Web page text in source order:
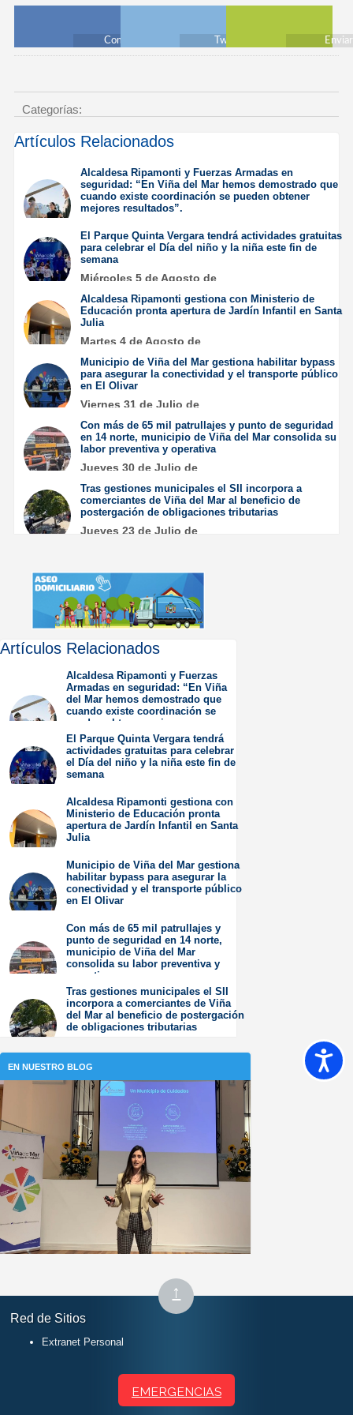
Compartir Twittear Enviar
Categorías:
Artículos Relacionados
Alcaldesa Ripamonti y Fuerzas Armadas en
seguridad: “En Viña del Mar hemos demostrado que
cuando existe coordinación se pueden obtener
mejores resultados”.
2026
El Parque Quinta Vergara tendrá actividades gratuitas
para celebrar el Día del niño y la niña este fin de
semana
Miércoles 5 de Agosto de
Alcaldesa Ripamonti gestiona con Ministerio de
Educación pronta apertura de Jardín Infantil en Santa
Julia
Martes 4 de Agosto de
Municipio de Viña del Mar gestiona habilitar bypass
para asegurar la conectividad y el transporte público
en El Olivar
Viernes 31 de Julio de
Con más de 65 mil patrullajes y punto de seguridad
en 14 norte, municipio de Viña del Mar consolida su
labor preventiva y operativa
Jueves 30 de Julio de
Tras gestiones municipales el SII incorpora a
comerciantes de Viña del Mar al beneficio de
postergación de obligaciones tributarias
Jueves 23 de Julio de
Artículos Relacionados
Alcaldesa Ripamonti y Fuerzas
Armadas en seguridad: “En Viña
del Mar hemos demostrado que
cuando existe coordinación se
pueden obtener mejores
resultados”.
Jueves 6 de Agosto de
2026
El Parque Quinta Vergara tendrá
actividades gratuitas para celebrar
el Día del niño y la niña este fin de
semana
2026
Alcaldesa Ripamonti gestiona con
Ministerio de Educación pronta
apertura de Jardín Infantil en Santa
Julia
2026
Municipio de Viña del Mar gestiona
habilitar bypass para asegurar la
conectividad y el transporte público
en El Olivar
2026
Con más de 65 mil patrullajes y
punto de seguridad en 14 norte,
municipio de Viña del Mar
consolida su labor preventiva y
operativa
Jueves 30 de Julio de
2026
Tras gestiones municipales el SII
incorpora a comerciantes de Viña
del Mar al beneficio de postergación
de obligaciones tributarias
EN NUESTRO BLOG
↑ Subir
al
Red de Sitios
Extranet Personal
EMERGENCIAS